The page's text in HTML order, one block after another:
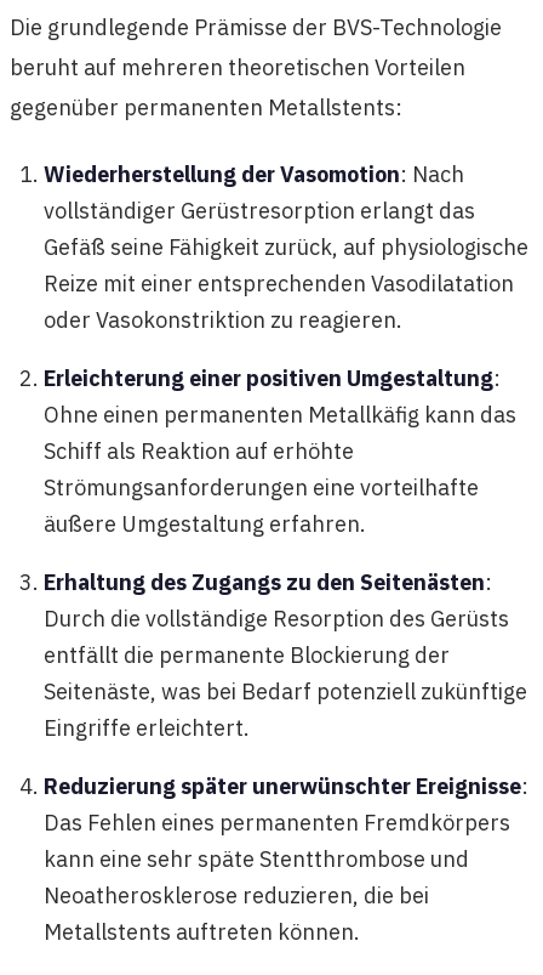
Die grundlegende Prämisse der BVS-Technologie
beruht auf mehreren theoretischen Vorteilen
gegenüber permanenten Metallstents:
Wiederherstellung der Vasomotion: Nach
vollständiger Gerüstresorption erlangt das
Gefäß seine Fähigkeit zurück, auf physiologische
Reize mit einer entsprechenden Vasodilatation
oder Vasokonstriktion zu reagieren.
Erleichterung einer positiven Umgestaltung:
Ohne einen permanenten Metallkäfig kann das
Schiff als Reaktion auf erhöhte
Strömungsanforderungen eine vorteilhafte
äußere Umgestaltung erfahren.
Erhaltung des Zugangs zu den Seitenästen:
Durch die vollständige Resorption des Gerüsts
entfällt die permanente Blockierung der
Seitenäste, was bei Bedarf potenziell zukünftige
Eingriffe erleichtert.
Reduzierung später unerwünschter Ereignisse:
Das Fehlen eines permanenten Fremdkörpers
kann eine sehr späte Stentthrombose und
Neoatherosklerose reduzieren, die bei
Metallstents auftreten können.